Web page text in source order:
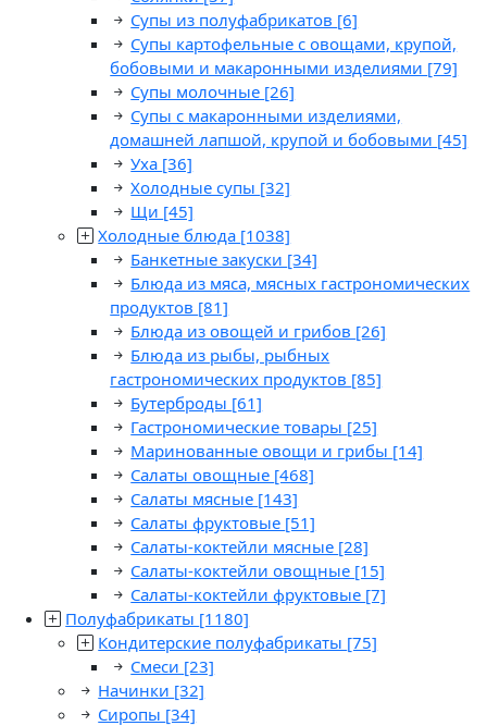
Супы из полуфабрикатов [6]
Супы картофельные с овощами, крупой,
бобовыми и макаронными изделиями [79]
Супы молочные [26]
Супы с макаронными изделиями,
домашней лапшой, крупой и бобовыми [45]
Уха [36]
Холодные супы [32]
Щи [45]
Холодные блюда [1038]
Банкетные закуски [34]
Блюда из мяса, мясных гастрономических
продуктов [81]
Блюда из овощей и грибов [26]
Блюда из рыбы, рыбных
гастрономических продуктов [85]
Бутерброды [61]
Гастрономические товары [25]
Маринованные овощи и грибы [14]
Салаты овощные [468]
Салаты мясные [143]
Салаты фруктовые [51]
Салаты-коктейли мясные [28]
Салаты-коктейли овощные [15]
Салаты-коктейли фруктовые [7]
Полуфабрикаты [1180]
Кондитерские полуфабрикаты [75]
Смеси [23]
Начинки [32]
Сиропы [34]